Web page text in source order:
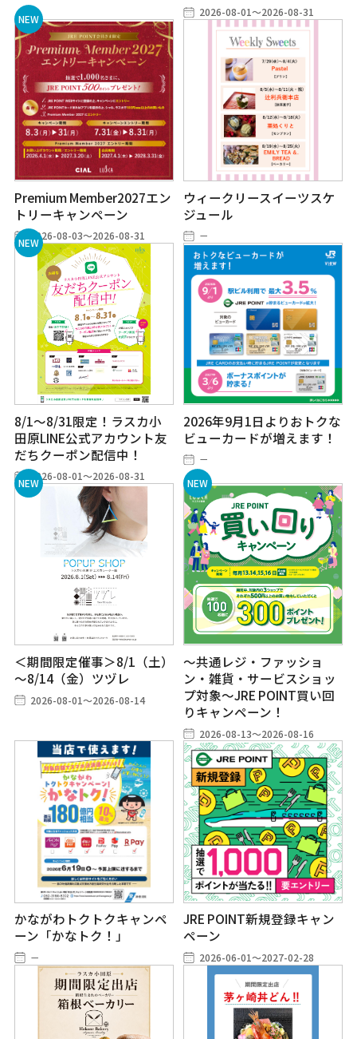
2026-08-01～2026-08-31
Premium Member2027エン
トリーキャンペーン
2026-08-03～2026-08-31
ウィークリースイーツスケ
ジュール
－
8/1～8/31限定！ラスカ小
田原LINE公式アカウント友
だちクーポン配信中！
2026-08-01～2026-08-31
2026年9月1日よりおトクな
ビューカードが増えます！
－
＜期間限定催事＞8/1（土）
～8/14（金）ツヅレ
2026-08-01～2026-08-14
～共通レジ・ファッショ
ン・雑貨・サービスショッ
プ対象～JRE POINT買い回
りキャンペーン！
2026-08-13～2026-08-16
かながわトクトクキャンペ
ーン「かなトク！」
－
JRE POINT新規登録キャン
ペーン
2026-06-01～2027-02-28